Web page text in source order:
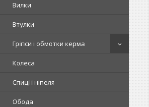
Вилки
Втулки
Гріпси і обмотки керма
Колеса
Спиці і ніпеля
Обода